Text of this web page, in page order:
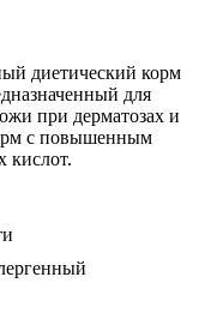
диетический корм
для
при дерматозах и
с повышенным
кислот.